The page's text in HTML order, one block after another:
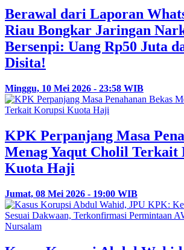
Berawal dari Laporan
Riau Bongkar Jaringan
Bersenpi: Uang Rp50 Juta
Disita!
Minggu, 10 Mei 2026 - 23:58 WIB
KPK Perpanjang Masa
Menag Yaqut Cholil Terkait
Kuota Haji
Jumat, 08 Mei 2026 - 19:00 WIB